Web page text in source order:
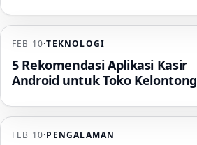
FEB 10·TEKNOLOGI
5 Rekomendasi Aplikasi Kasir
Android untuk Toko Kelontong
FEB 10·PENGALAMAN